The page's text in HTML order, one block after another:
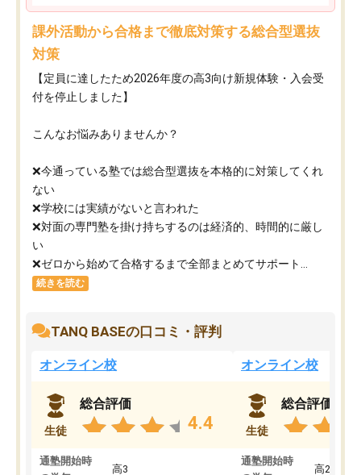
課外活動から合格まで徹底対策する総合型選抜
対策
【定員に達したため2026年度の高3向け新規体験・入会受
付を停止しました】
こんなお悩みありませんか？
❌今通っている塾では総合型選抜を本格的に対策してくれ
ない
❌学校には実績がないと言われた
❌対面の専門塾を掛け持ちするのは経済的、時間的に厳し
い
❌ゼロから始めて合格するまで全部まとめてサポート...
続きを読む
TANQ BASEの口コミ・評判
オンライン校
生徒
総合評価
4.4
通塾開始時
高3
オンライン校
生徒
総合評価
通塾開始時
高2